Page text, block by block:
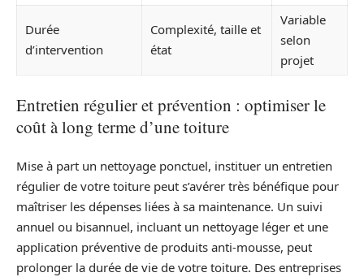
Durée
d’intervention
Complexité, taille et
état
Variable
selon
projet
Entretien régulier et prévention : optimiser le
coût à long terme d’une toiture
Mise à part un nettoyage ponctuel, instituer un entretien
régulier de votre toiture peut s’avérer très bénéfique pour
maîtriser les dépenses liées à sa maintenance. Un suivi
annuel ou bisannuel, incluant un nettoyage léger et une
application préventive de produits anti-mousse, peut
prolonger la durée de vie de votre toiture. Des entreprises